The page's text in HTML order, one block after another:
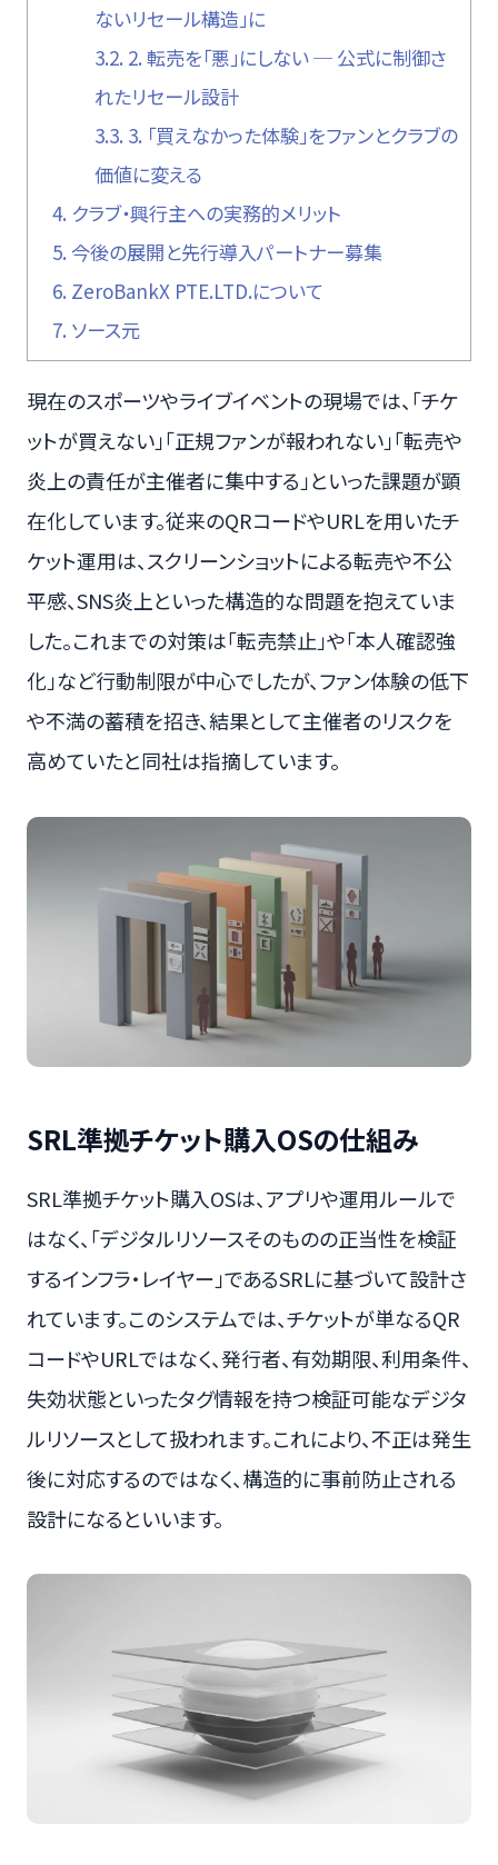
ないリセール構造」に
3.2. 2. 転売を「悪」にしない ─ 公式に制御さ
れたリセール設計
3.3. 3. 「買えなかった体験」をファンとクラブの
価値に変える
4. クラブ・興行主への実務的メリット
5. 今後の展開と先行導入パートナー募集
6. ZeroBankX PTE.LTD.について
7. ソース元
現在のスポーツやライブイベントの現場では、「チケ
ットが買えない」「正規ファンが報われない」「転売や
炎上の責任が主催者に集中する」といった課題が顕
在化しています。従来のQRコードやURLを用いたチ
ケット運用は、スクリーンショットによる転売や不公
平感、SNS炎上といった構造的な問題を抱えていま
した。これまでの対策は「転売禁止」や「本人確認強
化」など行動制限が中心でしたが、ファン体験の低下
や不満の蓄積を招き、結果として主催者のリスクを
高めていたと同社は指摘しています。
SRL準拠チケット購入OSの仕組み
SRL準拠チケット購入OSは、アプリや運用ルールで
はなく、「デジタルリソースそのものの正当性を検証
するインフラ・レイヤー」であるSRLに基づいて設計さ
れています。このシステムでは、チケットが単なるQR
コードやURLではなく、発行者、有効期限、利用条件、
失効状態といったタグ情報を持つ検証可能なデジタ
ルリソースとして扱われます。これにより、不正は発生
後に対応するのではなく、構造的に事前防止される
設計になるといいます。